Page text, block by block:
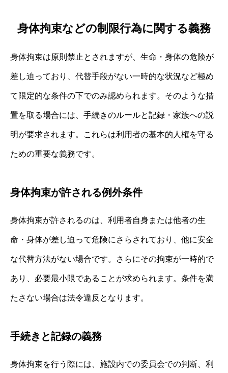
身体拘束などの制限行為に関する義務
身体拘束は原則禁止とされますが、生命・身体の危険が
差し迫っており、代替手段がない一時的な状況など極め
て限定的な条件の下でのみ認められます。そのような措
置を取る場合には、手続きのルールと記録・家族への説
明が要求されます。これらは利用者の基本的人権を守る
ための重要な義務です。
身体拘束が許される例外条件
身体拘束が許されるのは、利用者自身または他者の生
命・身体が差し迫って危険にさらされており、他に安全
な代替方法がない場合です。さらにその拘束が一時的で
あり、必要最小限であることが求められます。条件を満
たさない場合は法令違反となります。
手続きと記録の義務
身体拘束を行う際には、施設内での委員会での判断、利